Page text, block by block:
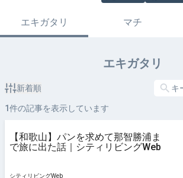
エキガタリ マチ
エキガタリ
新着順
1件の記事を表示しています
【和歌山】パンを求めて那智勝浦ま
で旅に出た話｜シティリビングWeb
シティリビングWeb